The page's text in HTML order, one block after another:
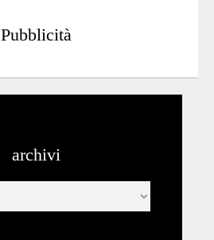
Pubblicità
archivi